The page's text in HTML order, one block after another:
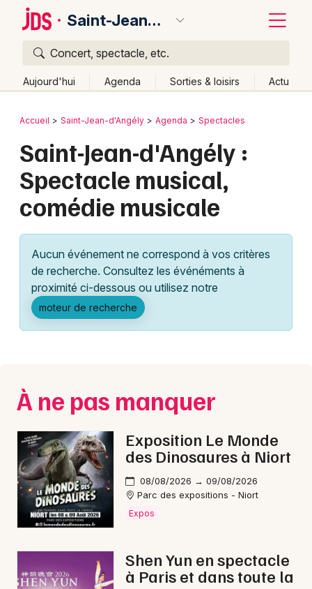
Saint-Jean-d'Angély
Concert, spectacle, etc.
Aujourd'hui Agenda Sorties & loisirs Actu
Publier un événement
Grands événements
Manifestations
Foires & salons
Sports
Soirées
Sorties famille
Expos
Spectacle musical en Charente-Maritime
Bordeaux
Colmar
Lille
Lyon
Marseille
Mulhouse
Montpellier
Paris
Strasbourg
Toulouse
Toutes les villes
Retour
Accueil Saint-Jean-d'Angély Agenda Spectacles
Saint-Jean-d'Angély :
Spectacle musical,
comédie musicale
Aucun événement ne correspond à vos critères
de recherche. Consultez les événéments à
proximité ci-dessous ou utilisez notre
moteur de recherche
À ne pas manquer
Exposition Le Monde
des Dinosaures à Niort
08/08/2026 → 09/08/2026
Parc des expositions - Niort
Expos
Shen Yun en spectacle
à Paris et dans toute la
Quoi ?
Où ?
Charente-Maritime (17)
Poitou-Charente
Partout
Près de moi
Changer de lieu
Quand ?
Effacer les dates